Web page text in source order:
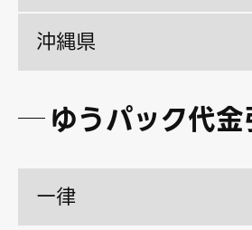
沖縄県
ゆうパック代
一律